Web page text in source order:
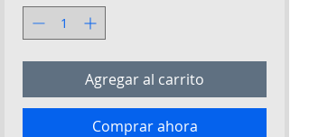
Agregar al carrito
Comprar ahora